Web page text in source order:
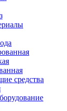
средства